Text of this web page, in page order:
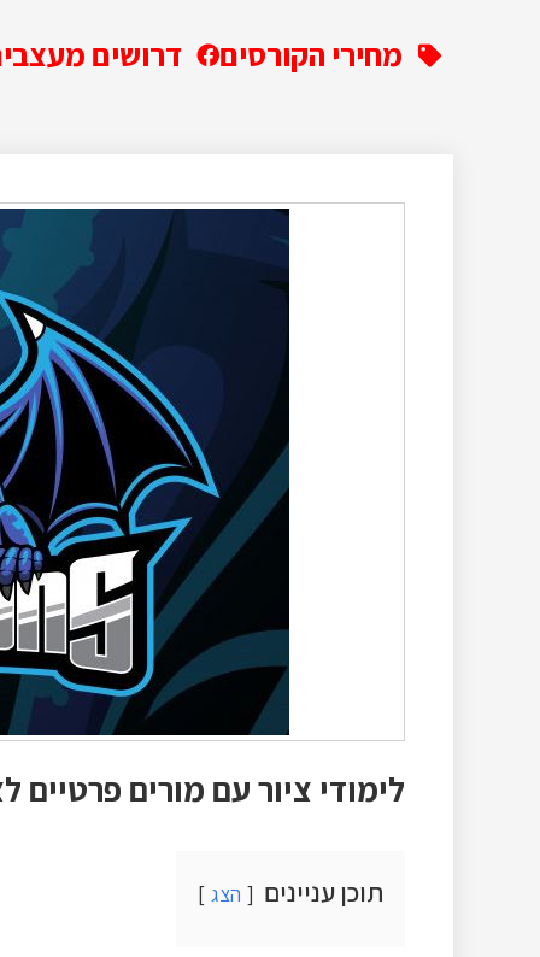
מחירי הקורסים דרושים
לימודי ציור עם מורים פרטיים
תוכן עניינים הצג